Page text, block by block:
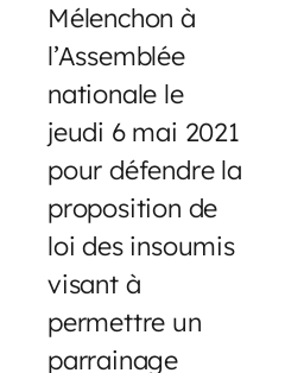
Mélenchon à
l’Assemblée
nationale le
jeudi 6 mai 2021
pour défendre la
proposition de
loi des insoumis
visant à
permettre un
parrainage